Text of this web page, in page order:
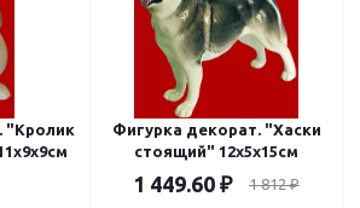
"Кролик
Фигурка декорат. "Хаски
стоящий" 12x5x15см
1 449.60 ₽ 1 812₽